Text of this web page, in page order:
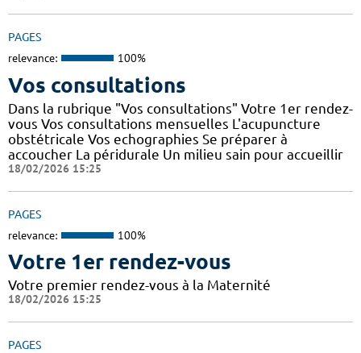
PAGES
relevance: 100%
Vos consultations
Dans la rubrique "Vos consultations" Votre 1er rendez-
vous Vos consultations mensuelles L'acupuncture
obstétricale Vos echographies Se préparer à
accoucher La péridurale Un milieu sain pour accueillir
18/02/2026 15:25
PAGES
relevance: 100%
Votre 1er rendez-vous
Votre premier rendez-vous à la Maternité
18/02/2026 15:25
PAGES